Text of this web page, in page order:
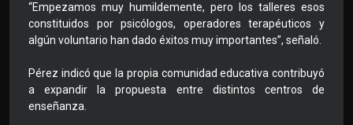
“Empezamos muy humildemente, pero los talleres esos
constituidos por psicólogos, operadores terapéuticos y
algún voluntario han dado éxitos muy importantes”, señaló.
Pérez indicó que la propia comunidad educativa contribuyó
a expandir la propuesta entre distintos centros de
enseñanza.